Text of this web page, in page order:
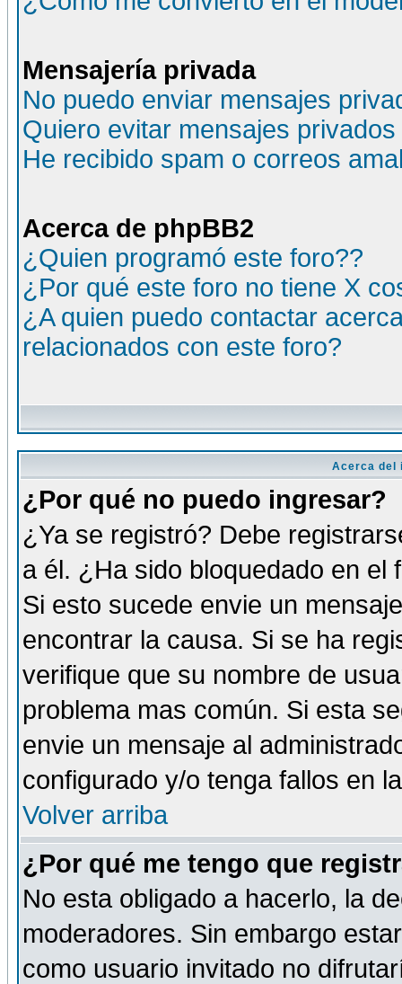
Mensajería privada
No puedo enviar mensajes
Quiero evitar mensajes
He recibido spam o correos
Acerca de phpBB2
¿Quien programó este foro??
¿Por qué este foro no tiene X
¿A quien puedo contactar
relacionados con este foro?
Acerca del
¿Por qué no puedo ingresar?
¿Ya se registró? Debe
a él. ¿Ha sido bloquedado en
Si esto sucede envie un
encontrar la causa. Si se ha
verifique que su nombre de
problema mas común. Si esta
envie un mensaje al
configurado y/o tenga fallos en
Volver arriba
¿Por qué me tengo que
No esta obligado a hacerlo, la
moderadores. Sin embargo
como usuario invitado no